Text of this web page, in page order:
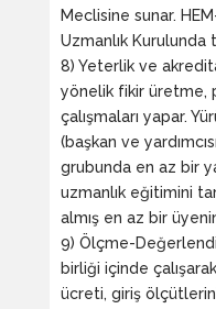
Meclisine sunar.
Uzmanlık Kurulunda
8) Yeterlik ve
yönelik fikir üretme,
çalışmaları yapar.
(başkan ve
grubunda en az bir
uzmanlık eğitimini
almış en az bir
9) Ölçme-
birliği içinde
ücreti, giriş